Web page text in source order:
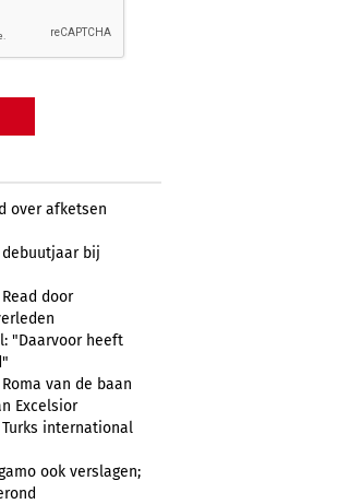
over afketsen
bij
door
"Daarvoor heeft
van de baan
Excelsior
international
ook verslagen;